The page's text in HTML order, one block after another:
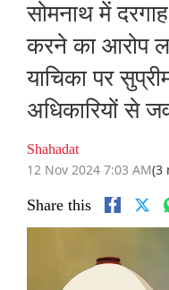
सोमनाथ में
करने का आरोप
याचिका पर
अधिकारियों से
Shahadat
12 Nov 2024 7:03 AM(3
Share this